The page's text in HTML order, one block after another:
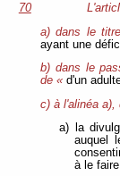
70
a) dans le
ayant une
b) dans le
de « d'un
c) à l'alinéa a),
a) la
auquel
à le